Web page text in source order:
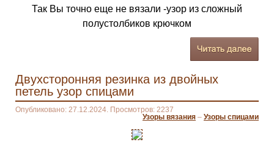
Так Вы точно еще не вязали -узор из сложный
полустолбиков крючком
Двухсторонняя резинка из двойных
петель узор спицами
Опубликовано: 27.12.2024. Просмотров: 2237
Узоры вязания – Узоры спицами